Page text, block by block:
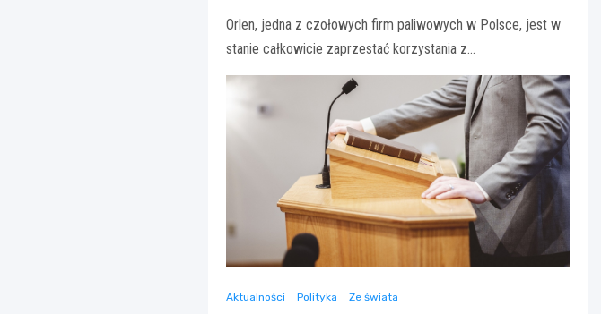
Orlen, jedna z czołowych firm paliwowych w Polsce, jest w
stanie całkowicie zaprzestać korzystania z…
Aktualności Polityka Ze świata